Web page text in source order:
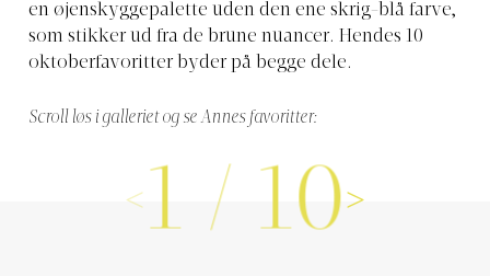
en øjenskyggepalette uden den ene skrig-blå farve,
som stikker ud fra de brune nuancer. Hendes 10
oktoberfavoritter byder på begge dele.
Scroll løs i galleriet og se Annes favoritter:
1 / 10